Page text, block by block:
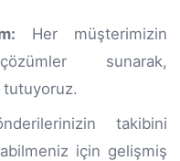
Her müşterimizin
sunarak,
takibini
için gelişmiş